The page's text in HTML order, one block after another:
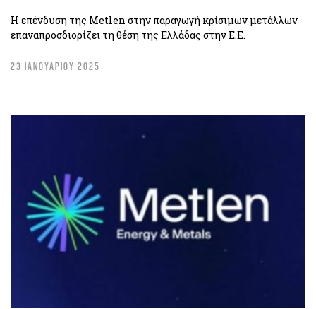
Η επένδυση της Metlen στην παραγωγή κρίσιμων μετάλλων
επαναπροσδιορίζει τη θέση της Ελλάδας στην Ε.Ε.
23 ΙΑΝΟΥΑΡΙΟΥ 2025